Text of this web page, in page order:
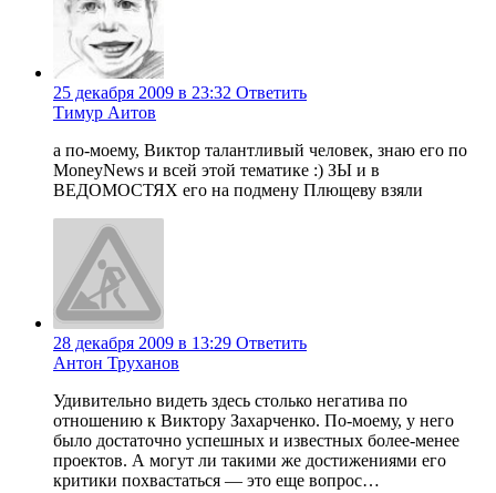
25 декабря 2009 в 23:32 Ответить
Тимур Аитов
а по-моему, Виктор талантливый человек, знаю его по
MoneyNews и всей этой тематике :) ЗЫ и в
ВЕДОМОСТЯХ его на подмену Плющеву взяли
28 декабря 2009 в 13:29 Ответить
Антон Труханов
Удивительно видеть здесь столько негатива по
отношению к Виктору Захарченко. По-моему, у него
было достаточно успешных и известных более-менее
проектов. А могут ли такими же достижениями его
критики похвастаться — это еще вопрос…